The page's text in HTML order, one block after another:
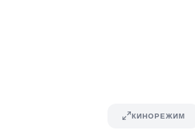
КИНОРЕЖИМ